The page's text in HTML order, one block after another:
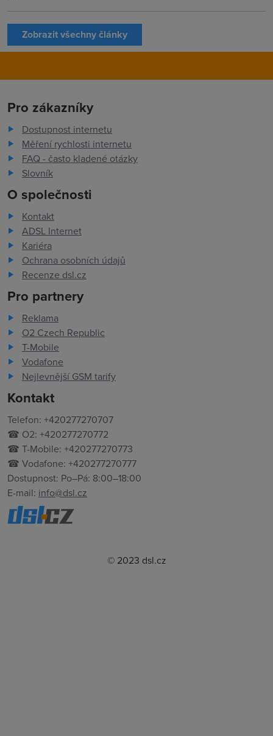
Zobrazit všechny články
Pro zákazníky
Dostupnost internetu
Měření rychlosti internetu
FAQ - často kladené otázky
Slovník
O společnosti
Kontakt
ADSL Internet
Kariéra
Ochrana osobních údajů
Recenze dsl.cz
Pro partnery
Reklama
O2 Czech Republic
T-Mobile
Vodafone
Nejlevnější GSM tarify
Kontakt
Telefon: +420277270707
☎ O2: +420277270772
☎ T-Mobile: +420277270773
☎ Vodafone: +420277270777
Dostupnost: Po–Pá: 8:00–18:00
E-mail: info@dsl.cz
© 2023 dsl.cz